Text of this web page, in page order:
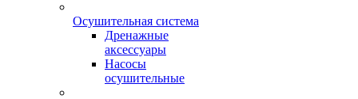
Осушительная система
Дренажные
аксессуары
Насосы
осушительные